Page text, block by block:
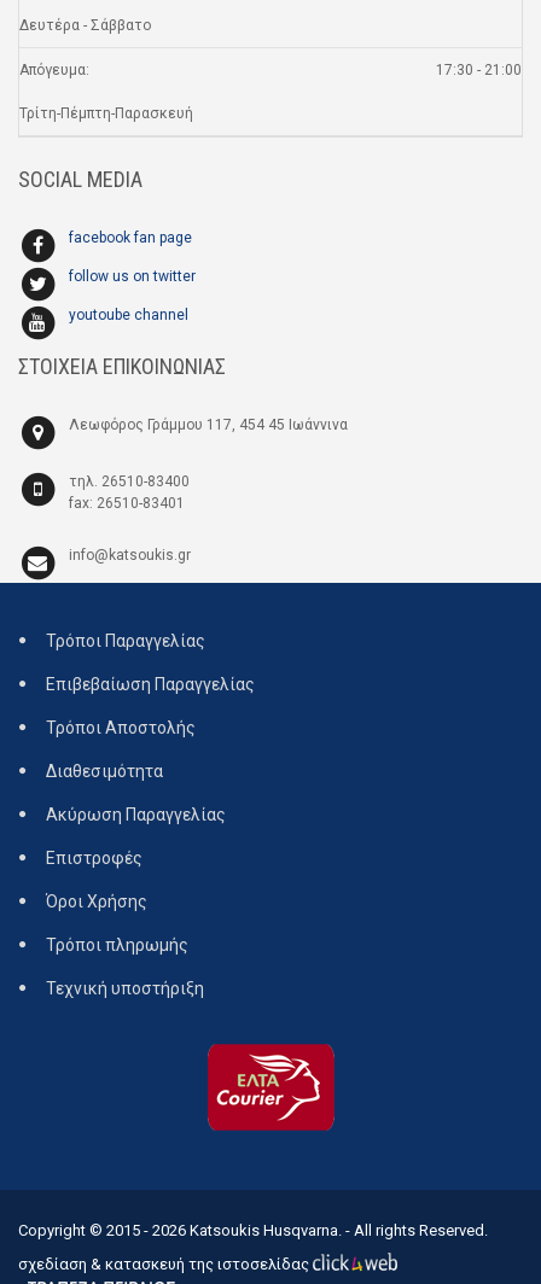
Δευτέρα - Σάββατο
Απόγευμα:
Τρίτη-Πέμπτη-Παρασκευή
17:30 - 21:00
SOCIAL MEDIA
facebook fan page
follow us on twitter
youtoube channel
ΣΤΟΙΧΕΙΑ ΕΠΙΚΟΙΝΩΝΙΑΣ
Λεωφόρος Γράμμου 117, 454 45 Ιωάννινα
τηλ. 26510-83400
fax: 26510-83401
info@katsoukis.gr
Τρόποι Παραγγελίας
Επιβεβαίωση Παραγγελίας
Τρόποι Αποστολής
Διαθεσιμότητα
Ακύρωση Παραγγελίας
Επιστροφές
Όροι Χρήσης
Τρόποι πληρωμής
Τεχνική υποστήριξη
Copyright © 2015 - 2026 Katsoukis Husqvarna. - All rights Reserved.
σχεδίαση & κατασκευή της ιστοσελίδας